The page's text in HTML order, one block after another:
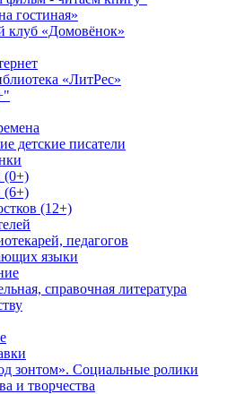
гостиная»
клуб «Домовёнок»
«ЛитРес»
детские писатели
(0+)
(6+)
(12+)
педагогов
языки
справочная литература
зонтом». Социальные ролики
и творчества